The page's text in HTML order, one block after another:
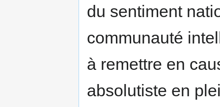
du sentiment
communauté
à remettre en
absolutiste en